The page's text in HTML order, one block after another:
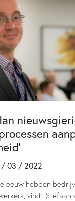
/ 03 / 2022
eeuw hebben
vindt Stefaan